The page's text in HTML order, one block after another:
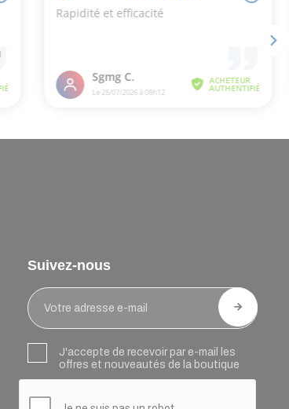
Suivez-nous
J'accepte de recevoir par e-mail les
offres et nouveautés de la boutique